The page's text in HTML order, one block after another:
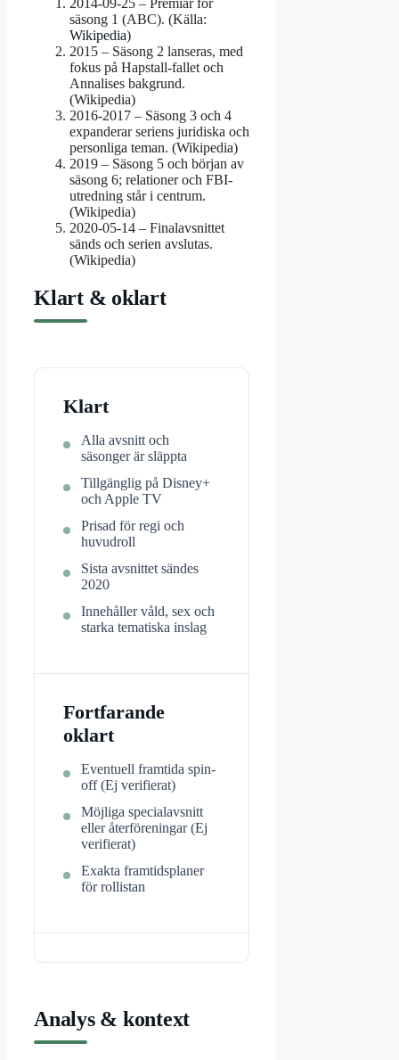
2014-09-25 – Premiär för
säsong 1 (ABC). (Källa:
Wikipedia)
2015 – Säsong 2 lanseras, med
fokus på Hapstall-fallet och
Annalises bakgrund.
(Wikipedia)
2016-2017 – Säsong 3 och 4
expanderar seriens juridiska och
personliga teman. (Wikipedia)
2019 – Säsong 5 och början av
säsong 6; relationer och FBI-
utredning står i centrum.
(Wikipedia)
2020-05-14 – Finalavsnittet
sänds och serien avslutas.
(Wikipedia)
Klart & oklart
Klart
Alla avsnitt och
säsonger är släppta
Tillgänglig på Disney+
och Apple TV
Prisad för regi och
huvudroll
Sista avsnittet sändes
2020
Innehåller våld, sex och
starka tematiska inslag
Fortfarande
oklart
Eventuell framtida spin-
off (Ej verifierat)
Möjliga specialavsnitt
eller återföreningar (Ej
verifierat)
Exakta framtidsplaner
för rollistan
Analys & kontext